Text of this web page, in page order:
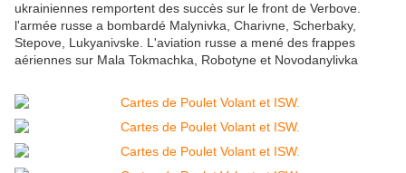
ukrainiennes remportent des succès sur le front de Verbove.
l'armée russe a bombardé Malynivka, Charivne, Scherbaky,
Stepove, Lukyanivske. L'aviation russe a mené des frappes
aériennes sur Mala Tokmachka, Robotyne et Novodanylivka